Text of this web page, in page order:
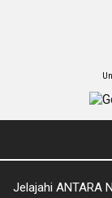
Jelajahi ANTARA